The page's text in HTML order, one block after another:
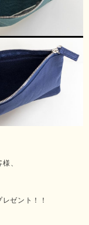
、
ゼント！！